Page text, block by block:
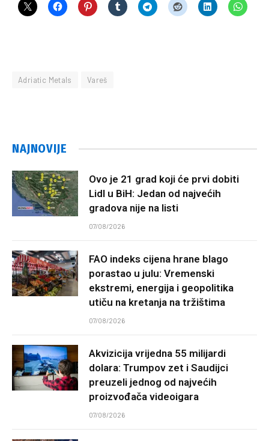
Adriatic Metals Vareš
NAJNOVIJE
Ovo je 21 grad koji će prvi dobiti
Lidl u BiH: Jedan od najvećih
gradova nije na listi
07/08/2026
FAO indeks cijena hrane blago
porastao u julu: Vremenski
ekstremi, energija i geopolitika
utiču na kretanja na tržištima
07/08/2026
Akvizicija vrijedna 55 milijardi
dolara: Trumpov zet i Saudijci
preuzeli jednog od najvećih
proizvođača videoigara
07/08/2026